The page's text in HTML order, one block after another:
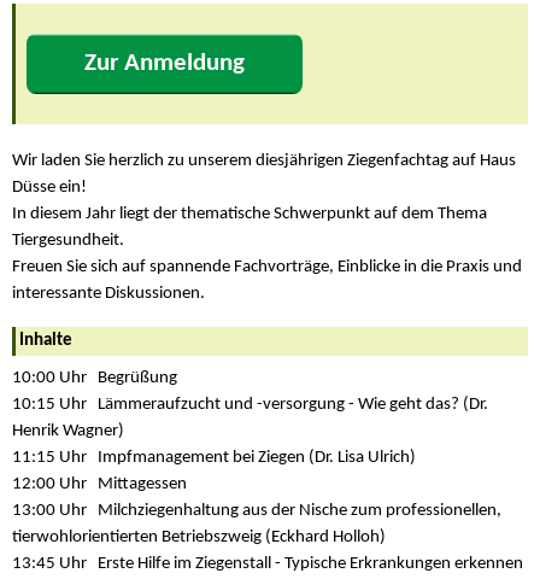
Zur Anmeldung
Wir laden Sie herzlich zu unserem diesjährigen Ziegenfachtag auf Haus
Düsse ein!
In diesem Jahr liegt der thematische Schwerpunkt auf dem Thema
Tiergesundheit.
Freuen Sie sich auf spannende Fachvorträge, Einblicke in die Praxis und
interessante Diskussionen.
Inhalte
10:00 Uhr Begrüßung
10:15 Uhr Lämmeraufzucht und -versorgung - Wie geht das? (Dr.
Henrik Wagner)
11:15 Uhr Impfmanagement bei Ziegen (Dr. Lisa Ulrich)
12:00 Uhr Mittagessen
13:00 Uhr Milchziegenhaltung aus der Nische zum professionellen,
tierwohlorientierten Betriebszweig (Eckhard Holloh)
13:45 Uhr Erste Hilfe im Ziegenstall - Typische Erkrankungen erkennen